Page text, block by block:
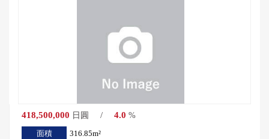
418,500,000 日圓 / 4.0 %
面積
316.85m²